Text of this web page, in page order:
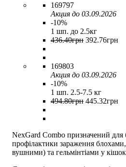
169797
Акция до 03.09.2026
-10%
1 шп. до 2.5кг
436.40грн 392.76грн
169803
Акция до 03.09.2026
-10%
1 шп. 2.5-7.5 кг
494.80грн 445.32грн
NexGard Combo призначений для
профілактики зараження
вушними) та гельмінтіами у